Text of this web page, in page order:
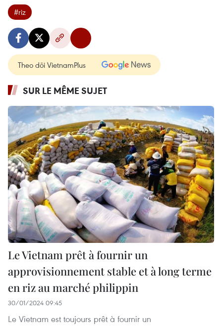
#riz
Theo dõi VietnamPlus
SUR LE MÊME SUJET
Le Vietnam prêt à fournir un
approvisionnement stable et à long terme
en riz au marché philippin
30/01/2024 09:45
Le Vietnam est toujours prêt à fournir un